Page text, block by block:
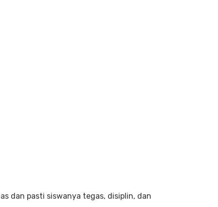
dan pasti siswanya tegas, disiplin, dan